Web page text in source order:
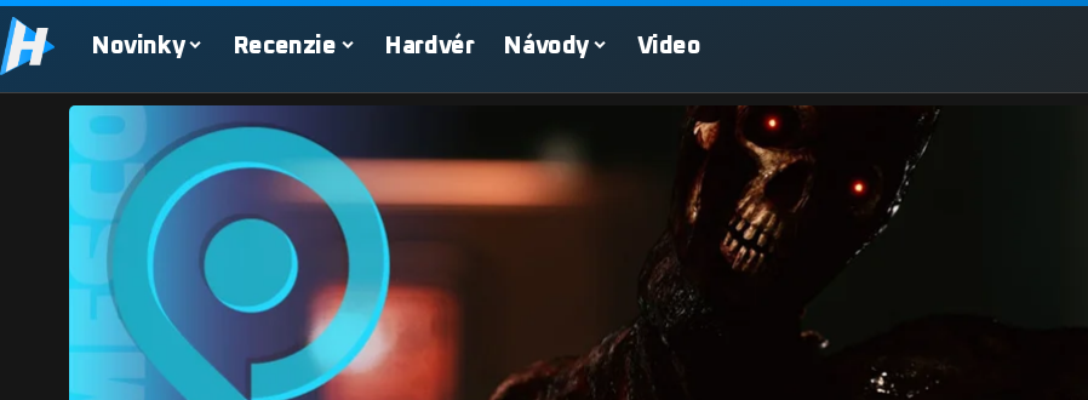
Novinky Recenzie Hardvér Návody Video